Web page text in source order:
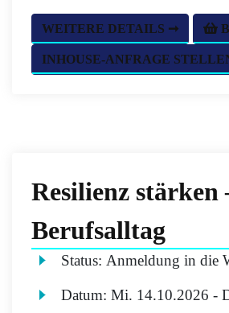
WEITERE DETAILS ➞
INHOUSE-ANFRAGE
Resilienz
Berufsalltag
Status: Anmeldung in die
Datum:Mi. 14.10.2026 -